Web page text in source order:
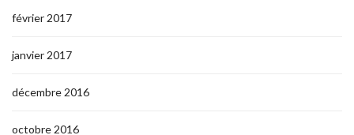
février 2017
janvier 2017
décembre 2016
octobre 2016